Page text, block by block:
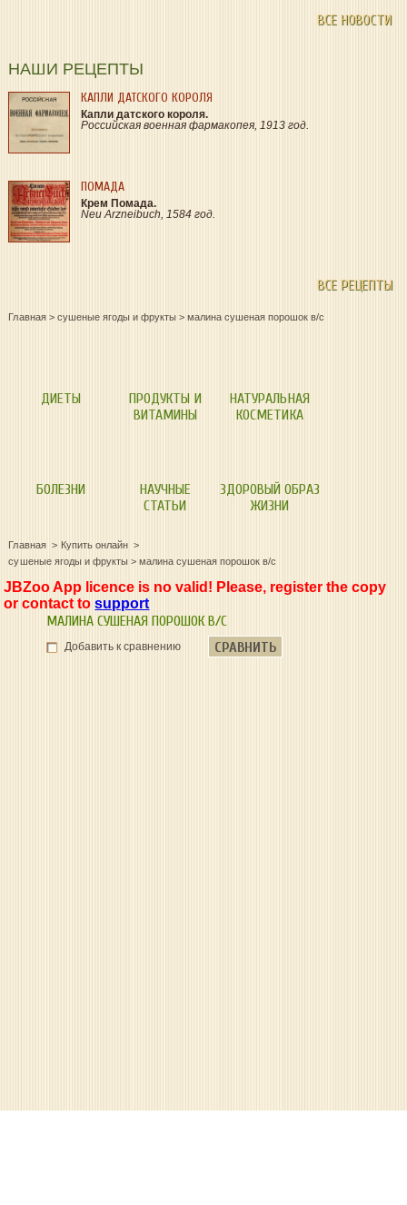
ВСЕ НОВОСТИ
НАШИ РЕЦЕПТЫ
КАПЛИ ДАТСКОГО КОРОЛЯ
Капли датского короля.
Российская военная фармакопея, 1913 год.
ПОМАДА
Крем Помада.
Neu Arzneibuch, 1584 год.
ВСЕ РЕЦЕПТЫ
Главная > сушеные ягоды и фрукты>малина сушеная порошок в/с
ДИЕТЫ
ПРОДУКТЫ И
ВИТАМИНЫ
НАТУРАЛЬНАЯ
КОСМЕТИКА
БОЛЕЗНИ
НАУЧНЫЕ
СТАТЬИ
ЗДОРОВЫЙ ОБРАЗ
ЖИЗНИ
Главная
Купить онлайн
сушеные ягоды и фрукты > малина сушеная порошок в/с
JBZoo App licence is no valid! Please, register the copy
or contact tosupport
МАЛИНА СУШЕНАЯ ПОРОШОК В/С
Добавить к сравнению СРАВНИТЬ